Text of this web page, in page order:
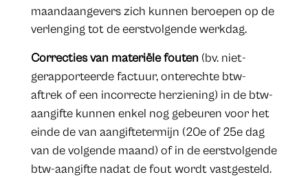
maandaangevers zich kunnen beroepen op de
verlenging tot de eerstvolgende werkdag.
Correcties van materiële fouten (bv. niet-
gerapporteerde factuur, onterechte btw-
aftrek of een incorrecte herziening) in de btw-
aangifte kunnen enkel nog gebeuren voor het
einde de van aangiftetermijn (20e of 25e dag
van de volgende maand) of in de eerstvolgende
btw-aangifte nadat de fout wordt vastgesteld.